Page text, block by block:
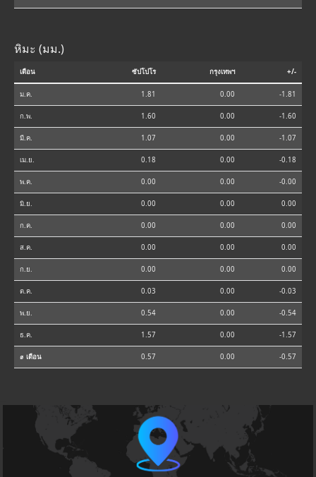
หิมะ (มม.)
เดือน ซัปโปโร กรุงเทพฯ +/-
ม.ค. 1.81 0.00 -1.81
ก.พ. 1.60 0.00 -1.60
มี.ค. 1.07 0.00 -1.07
เม.ย. 0.18 0.00 -0.18
พ.ค. 0.00 0.00 -0.00
มิ.ย. 0.00 0.00 0.00
ก.ค. 0.00 0.00 0.00
ส.ค. 0.00 0.00 0.00
ก.ย. 0.00 0.00 0.00
ต.ค. 0.03 0.00 -0.03
พ.ย. 0.54 0.00 -0.54
ธ.ค. 1.57 0.00 -1.57
⌀ เดือน 0.57 0.00 -0.57